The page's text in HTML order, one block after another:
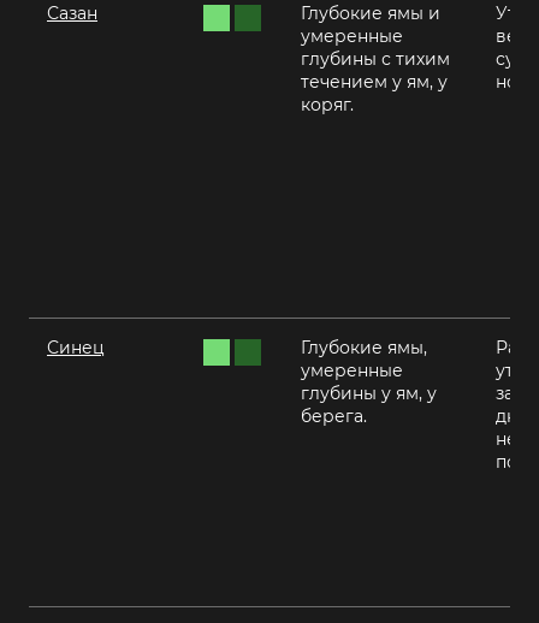
Сазан
Глубокие ямы и
умеренные
глубины с тихим
течением у ям, у
коряг.
ночь
Синец
Глубокие ямы,
умеренные
глубины у ям, у
берега.